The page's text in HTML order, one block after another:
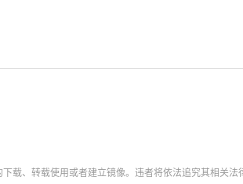
载、转载使用或者建立镜像。违者将依法追究其相关法